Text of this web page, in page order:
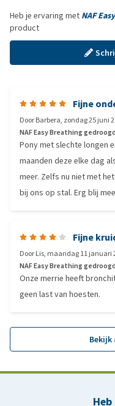
Heb je ervaring met NAF
product
Fijne
DoorBarbera, zondag 25 juni
NAF Easy Breathing
Pony met slechte longen
maanden deze elke dag
meer. Zelfs nu niet met
bij ons op stal. Erg blij
Fijne
DoorLis, maandag 11 januari
NAF Easy Breathing
Onze merrie heeft
geen last van hoesten.
Bekijk